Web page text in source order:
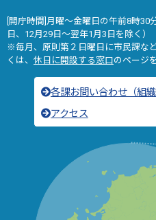
[開庁時間]月曜～金曜日の午前8時
日、12月29日～翌年1月3日を除く）
※毎月、原則第２日曜日に市民課な
くは、 休日に開設する窓口のページ
各課お問い合わせ（組織
アクセス